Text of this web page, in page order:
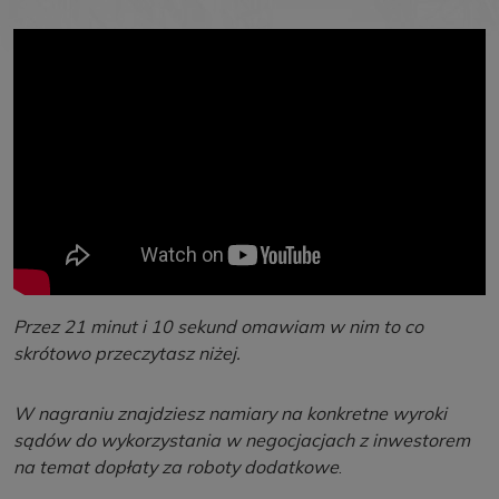
Przez 21 minut i 10 sekund omawiam w nim to co
skrótowo przeczytasz niżej.
W nagraniu znajdziesz namiary na konkretne wyroki
sądów do wykorzystania w negocjacjach z inwestorem
na temat dopłaty za roboty dodatkowe